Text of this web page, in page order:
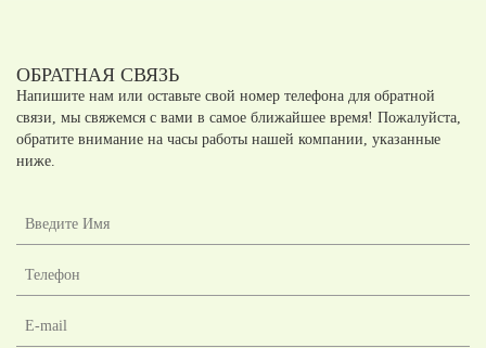
ОБРАТНАЯ СВЯЗЬ
Напишите нам или оставьте свой номер телефона для обратной
связи, мы свяжемся с вами в самое ближайшее время! Пожалуйста,
обратите внимание на часы работы нашей компании, указанные
ниже.